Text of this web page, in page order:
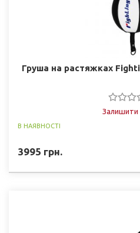
Груша на растяжках
Залишити
В НАЯВНОСТІ
3995 грн.